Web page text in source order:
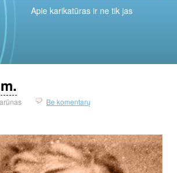
Apie karikatūras ir ne tik jas
Be komentarų